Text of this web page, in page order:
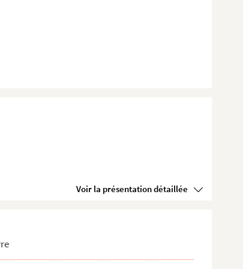
Voir la présentation détaillée